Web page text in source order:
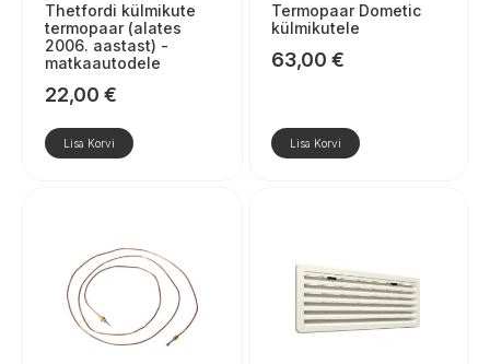
Thetfordi külmikute
termopaar (alates
2006. aastast) -
matkaautodele
22,00 €
Lisa Korvi
Termopaar Dometic
külmikutele
63,00 €
Lisa Korvi